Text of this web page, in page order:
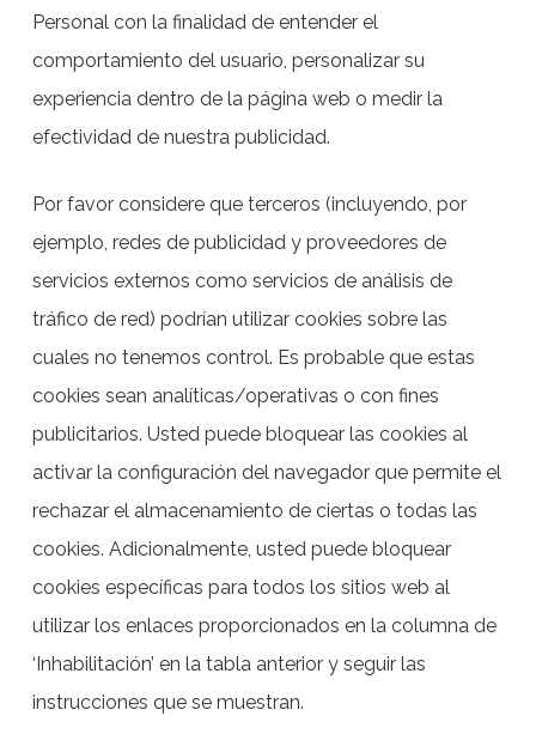
Personal con la finalidad de entender el
comportamiento del usuario, personalizar su
experiencia dentro de la página web o medir la
efectividad de nuestra publicidad.
Por favor considere que terceros (incluyendo, por
ejemplo, redes de publicidad y proveedores de
servicios externos como servicios de análisis de
tráfico de red) podrían utilizar cookies sobre las
cuales no tenemos control. Es probable que estas
cookies sean analíticas/operativas o con fines
publicitarios. Usted puede bloquear las cookies al
activar la configuración del navegador que permite el
rechazar el almacenamiento de ciertas o todas las
cookies. Adicionalmente, usted puede bloquear
cookies específicas para todos los sitios web al
utilizar los enlaces proporcionados en la columna de
‘Inhabilitación’ en la tabla anterior y seguir las
instrucciones que se muestran.